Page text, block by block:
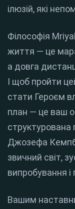
ілюзій, які
Філософія
життя — це
а довга
І щоб пройти
стати Героєм
план — це ваш
Джозефа
звичний світ,
випробування
Вашим